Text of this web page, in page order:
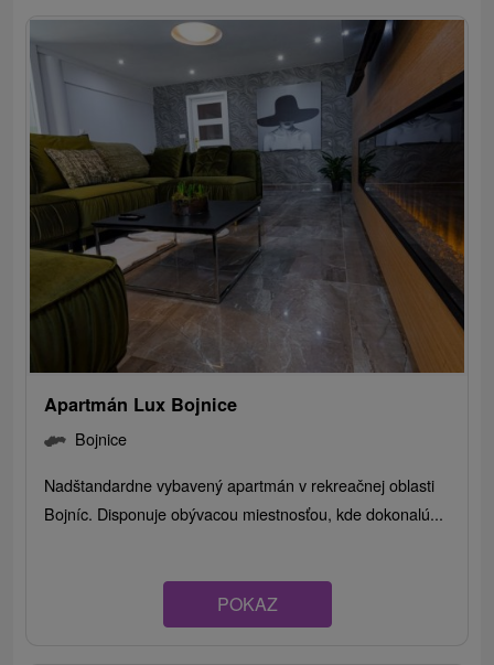
Apartmán Lux Bojnice
Bojnice
Nadštandardne vybavený apartmán v rekreačnej oblasti
Bojníc. Disponuje obývacou miestnosťou, kde dokonalú...
POKAZ